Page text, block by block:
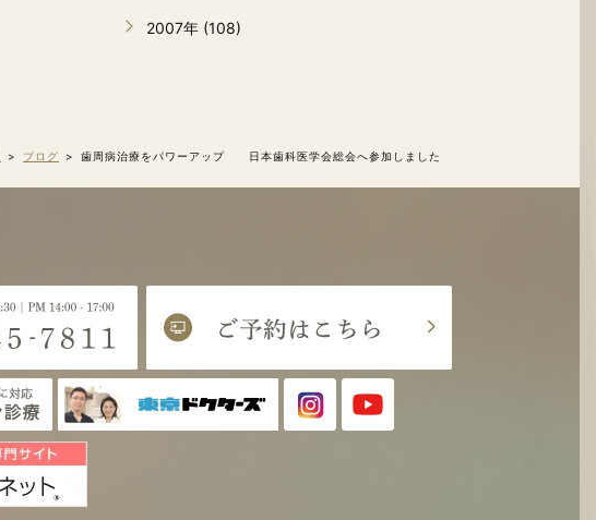
2007年 (108)
ブログ 歯周病治療をパワーアップ 日本歯科医学会総会へ参加しました